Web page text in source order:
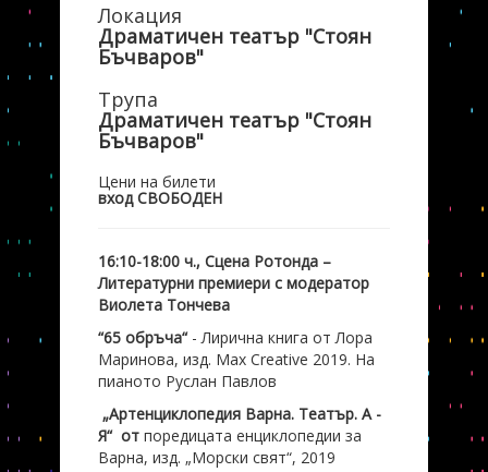
Локация
Драматичен театър "Стоян
Бъчваров"
Трупа
Драматичен театър "Стоян
Бъчваров"
Цени на билети
вход СВОБОДЕН
16:10-18:00 ч., Сцена Ротонда –
Литературни премиери с модератор
Виолета Тончева
“65 обръча“- Лирична книга от Лора
Маринова, изд. Max Creative 2019. На
пианото Руслан Павлов
„Артенциклопедия Варна. Театър. А -
Я“ от поредицата енциклопедии за
Варна, изд. „Морски свят“, 2019